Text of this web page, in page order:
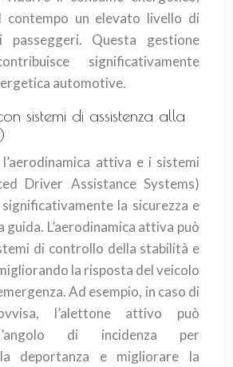
contempo un elevato livello di
Questa gestione
significativamente
automotive.
sistemi di assistenza alla
attiva e i sistemi
Driver Assistance Systems)
la sicurezza e
guida. L’aerodinamica attiva può
di controllo della stabilità e
la risposta del veicolo
Ad esempio, in caso di
l’alettone attivo può
di incidenza per
deportanza e migliorare la